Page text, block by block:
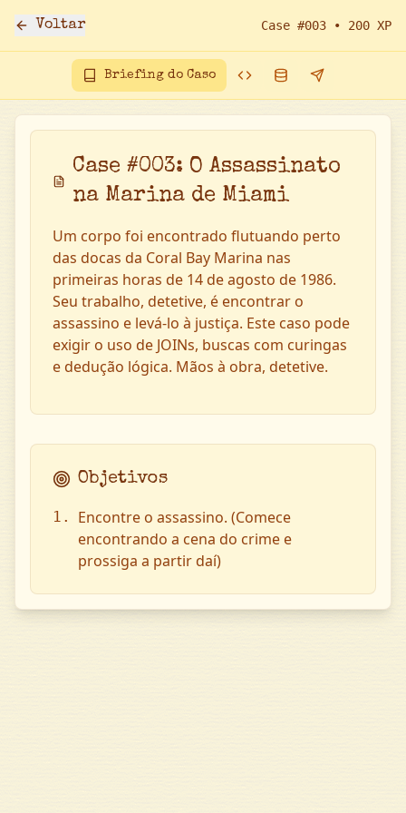
Voltar Case #003 • 200 XP
Briefing do Caso
Case #003: O Assassinato
na Marina de Miami
Um corpo foi encontrado flutuando perto
das docas da Coral Bay Marina nas
primeiras horas de 14 de agosto de 1986.
Seu trabalho, detetive, é encontrar o
assassino e levá-lo à justiça. Este caso pode
exigir o uso de JOINs, buscas com curingas
e dedução lógica. Mãos à obra, detetive.
Objetivos
1 .
Encontre o assassino. (Comece
encontrando a cena do crime e
prossiga a partir daí)